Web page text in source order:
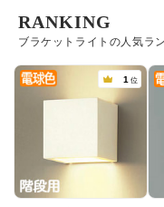
ブラケットライトの人気ラ
RANKING
1 位